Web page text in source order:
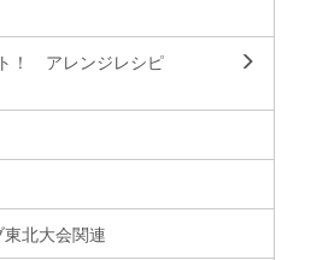
！ アレンジレシピ
北大会関連